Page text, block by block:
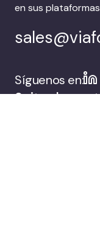
en sus
Síguenos en:
Suite de